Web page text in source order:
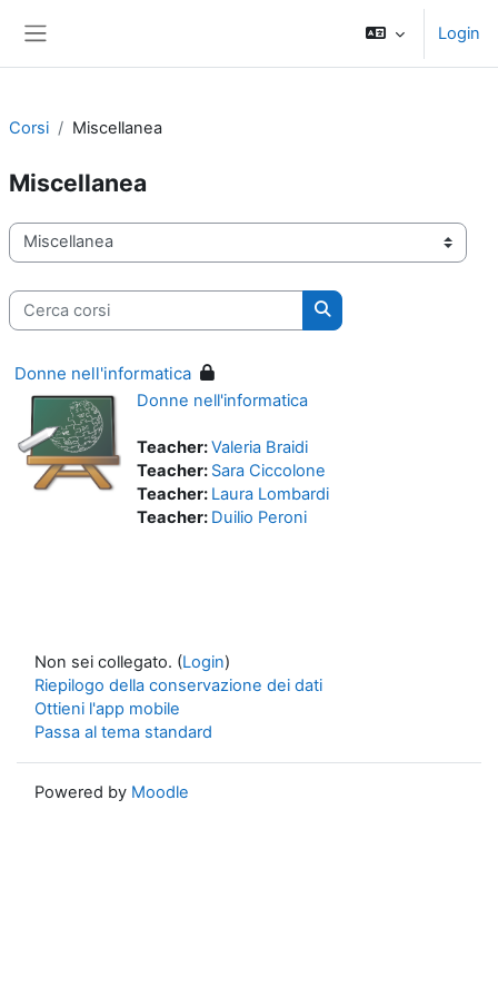
Login
Corsi Miscellanea
Miscellanea
Categorie di corso
Cerca corsi
Cerca corsi
Donne nell'informatica
Donne nell'informatica
Teacher:Valeria Braidi
Teacher: Sara Ciccolone
Teacher: Laura Lombardi
Teacher: Duilio Peroni
Non sei collegato. (Login)
Riepilogo della conservazione dei dati
Ottieni l'app mobile
Passa al tema standard
Powered by Moodle